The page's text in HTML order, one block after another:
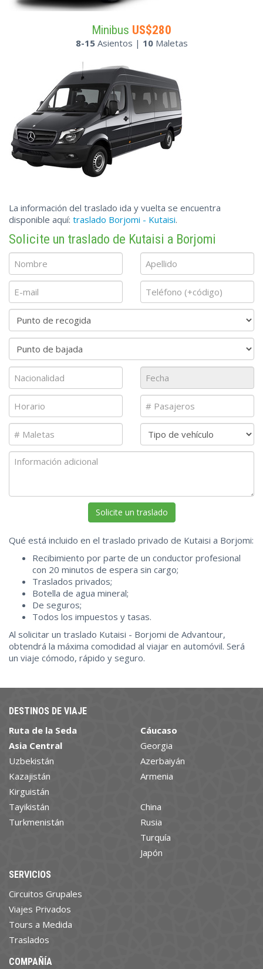
Minibus US$280
8-15Asientos | 10Maletas
La información del traslado ida y vuelta se encuentra
disponible aquí: traslado Borjomi - Kutaisi.
Solicite un traslado de Kutaisi a Borjomi
Qué está incluido en el traslado privado de Kutaisi a Borjomi:
Recibimiento por parte de un conductor profesional
con 20 minutos de espera sin cargo;
Traslados privados;
Botella de agua mineral;
De seguros;
Todos los impuestos y tasas.
Al solicitar un traslado Kutaisi - Borjomi de Advantour,
obtendrá la máxima comodidad al viajar en automóvil. Será
un viaje cómodo, rápido y seguro.
DESTINOS DE VIAJE
Ruta de la Seda
Asia Central
Uzbekistán
Kazajistán
Kirguistán
Tayikistán
Turkmenistán
Cáucaso
Georgia
Azerbaiyán
Armenia
China
Rusia
Turquía
Japón
SERVICIOS
Circuitos Grupales
Viajes Privados
Tours a Medida
Traslados
COMPAÑÍA